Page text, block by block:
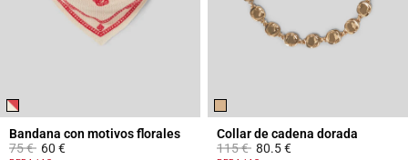
Bandana con motivos florales
Price reduced from
75 €to60 €
Collar de cadena dorada
Price reduced from
115 €to80.5 €